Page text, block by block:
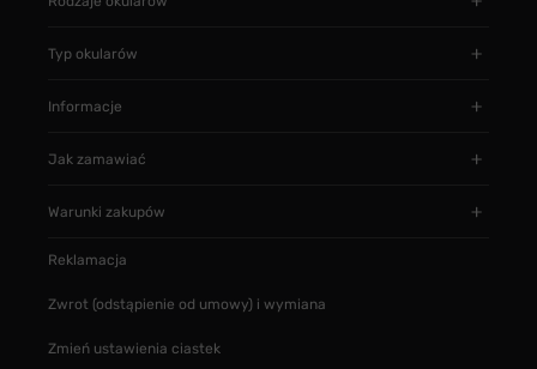
Typ okularów
Informacje
Jak zamawiać
Warunki zakupów
Reklamacja
Zwrot (odstąpienie od umowy) i wymiana
Zmień ustawienia ciastek